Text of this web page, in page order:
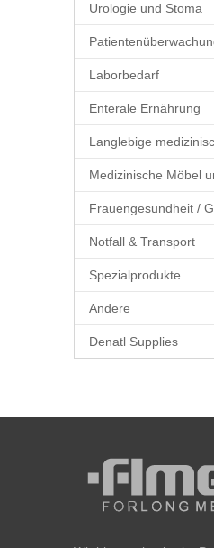
Urologie und Stoma
Laborbedarf
Enterale Ernährung
Langlebige
Medizinische Möbel
Frauengesundheit /
Notfall & Transport
Spezialprodukte
Andere
Denatl Supplies